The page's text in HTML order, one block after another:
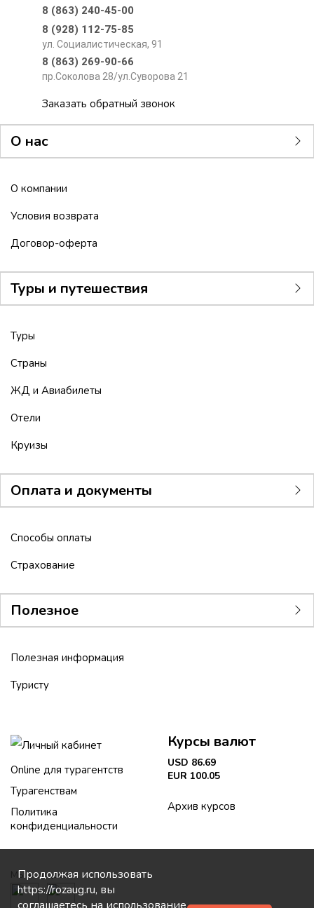
Продолжая использовать
https://rozaug.ru, вы
8 (863) 240-45-00
8 (928) 112-75-85
ул. Социалистическая, 91
8 (863) 269-90-66
пр.Соколова 28/ул.Суворова 21
Заказать обратный звонок
О нас
О компании
Условия возврата
Договор-оферта
Туры и путешествия
Туры
Страны
ЖД и Авиабилеты
Отели
Круизы
Оплата и документы
Способы оплаты
Страхование
Полезное
Полезная информация
Туристу
Личный кабинет
Online для турагентств
Турагенствам
Политика
конфиденциальности
Курсы валют
USD 86.69
EUR 100.05
Архив курсов
Мы в соцсетях: